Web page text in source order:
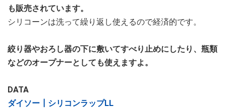
も販売されています。
シリコーンは洗って繰り返し使えるので経済的です。
絞り器やおろし器の下に敷いてすべり止めにしたり、瓶類
などのオープナーとしても使えますよ。
DATA
ダイソー┃シリコンラップLL